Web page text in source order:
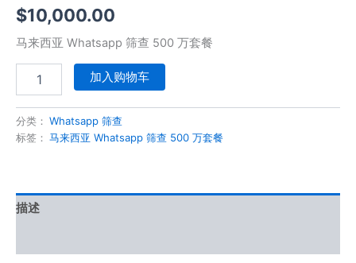
$10,000.00
马来西亚 Whatsapp 筛查 500 万套餐
万
餐
数
加入购物车
分类： Whatsapp 筛查
标签： 马来西亚 Whatsapp 筛查 500 万套餐
描述